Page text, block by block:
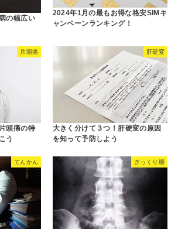
の幅広い
2024年1月の最もお得な格安SIMキ
ャンペーンランキング！
片頭痛
頭痛の特
う
肝硬変
大きく分けて３つ！肝硬変の原因
を知って予防しよう
てんかん ぎっくり腰